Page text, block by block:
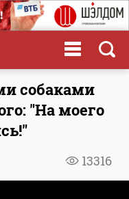
собаками
"На моего
13316